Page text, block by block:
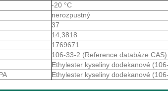
-20 °C
nerozpustný
37
14,3818
1769671
106-33-2 (Reference databáze CAS)
Ethylester kyseliny dodekanové
Ethylester kyseliny dodekanové